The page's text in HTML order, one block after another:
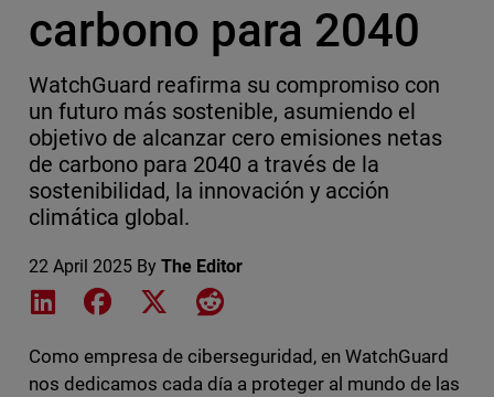
carbono para 2040
WatchGuard reafirma su compromiso con
un futuro más sostenible, asumiendo el
objetivo de alcanzar cero emisiones netas
de carbono para 2040 a través de la
sostenibilidad, la innovación y acción
climática global.
22 April 2025 By The Editor
Share on LinkedIn
Share on Facebook
Share on XShare on Reddit
Como empresa de ciberseguridad, en WatchGuard
nos dedicamos cada día a proteger al mundo de las